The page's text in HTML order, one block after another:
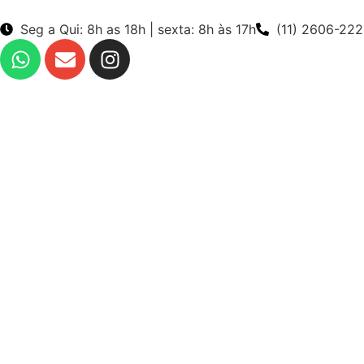
Seg a Qui: 8h as 18h | sexta: 8h às 17h (11) 2606-